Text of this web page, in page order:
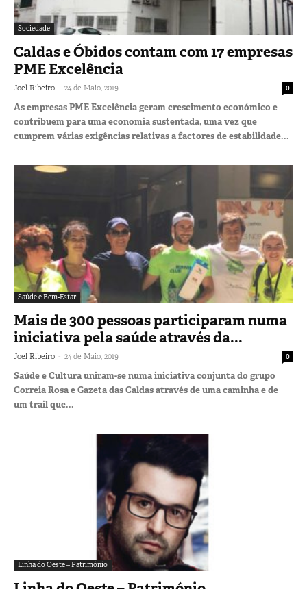
Sociedade
Caldas e Óbidos contam com 17 empresas
PME Excelência
Joel Ribeiro - 24 de Maio, 2019 0
As empresas PME Excelência geram crescimento económico e
contribuem para uma economia sustentada, uma vez que
cumprem várias exigências relativas a factores de estabilidade...
Saúde e Bem-Estar
Mais de 300 pessoas participaram numa
iniciativa pela saúde através da...
Joel Ribeiro - 24 de Maio, 2019 0
Saúde e Cultura uniram-se numa iniciativa conjunta do grupo
Correia Rosa e Gazeta das Caldas através de uma caminha e de
um trail que...
Linha do Oeste – Património